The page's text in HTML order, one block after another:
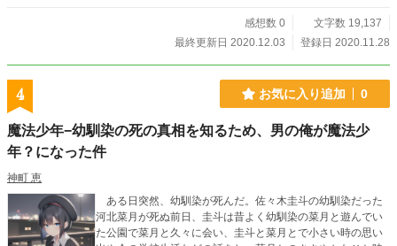
感想数 0
文字数 19,137
最終更新日 2020.12.03
登録日 2020.11.28
4 お気に入り追加 0
魔法少年−幼馴染の死の真相を知るため、男の俺が魔法少
年？になった件
神町 恵
ある日突然、幼馴染が死んだ。佐々木圭斗の幼馴染だった
河北菜月が死ぬ前日、圭斗は昔よく幼馴染の菜月と遊んでい
た公園で菜月と久々に会い、圭斗と菜月とで小さい時の思い